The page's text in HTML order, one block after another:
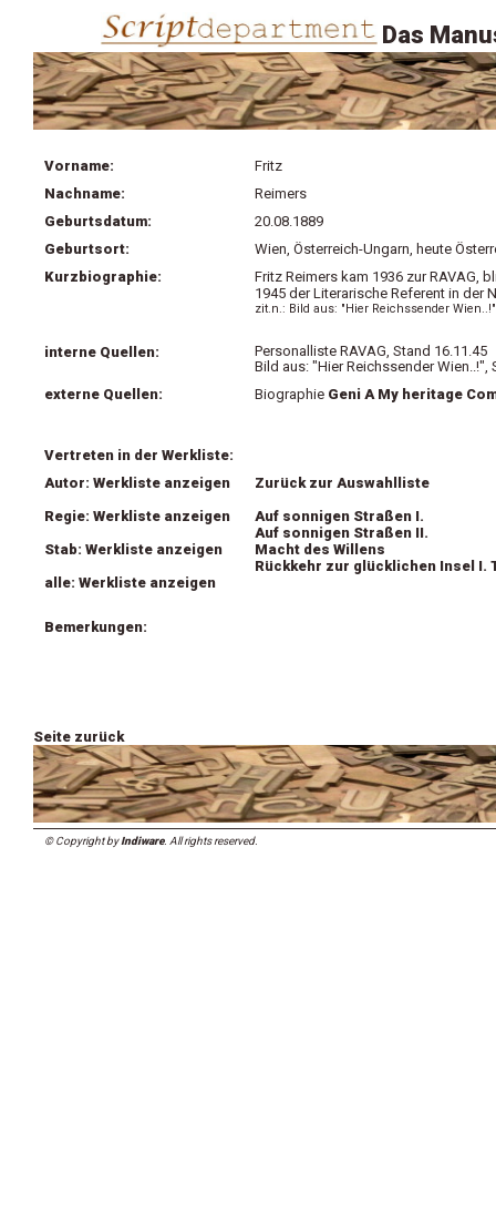
Das
Vorname:
Fritz
Nachname:
Reimers
Geburtsdatum:
20.08.1889
Geburtsort:
Wien, Österreich-Ungarn, heute
Kurzbiographie:
Fritz Reimers kam 1936 zur RAVAG,
1945 der Literarische Referent in der
zit.n.: Bild aus: "Hier Reichssender
interne Quellen:
Personalliste RAVAG, Stand 16.11.45
Bild aus: "Hier Reichssender Wien..!",
externe Quellen:
Biographie Geni A My heritage
Vertreten in der Werkliste:
Autor: Werkliste anzeigen
Regie: Werkliste anzeigen
Stab: Werkliste anzeigen
alle: Werkliste anzeigen
Zurück zur Auswahlliste
Auf sonnigen Straßen I.
Auf sonnigen Straßen II.
Macht des Willens
Rückkehr zur glücklichen Insel I.
Bemerkungen:
Seite zurück
© Copyright byIndiware. All rights reserved.